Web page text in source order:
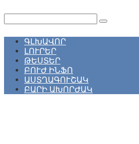
контенту
ԳԼԽԱՎՈՐ
ԼՈՒՐԵՐ
ԹԵՍՏԵՐ
ԲՈՒԺ ԻՆՖՈ
ԱՍՏՂԱԳՈՒՇԱԿ
ԲԱՐԻ ԱԽՈՐԺԱԿ